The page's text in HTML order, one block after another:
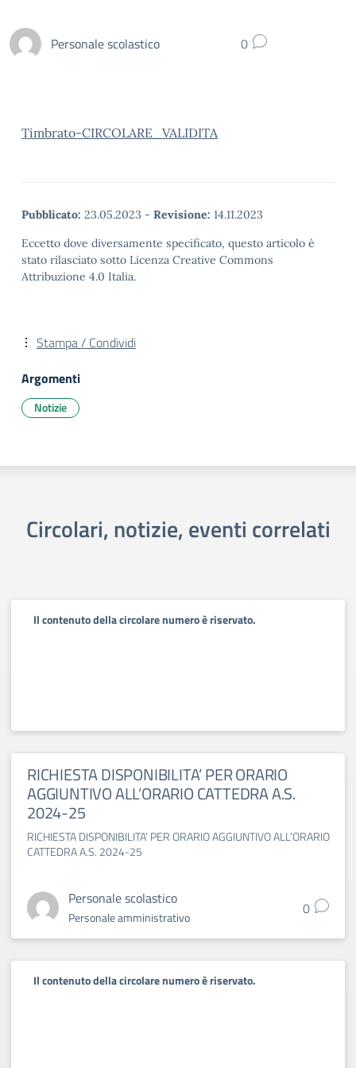
Personale scolastico 0
Timbrato-CIRCOLARE_VALIDITA
Pubblicato: 23.05.2023 - Revisione: 14.11.2023
Eccetto dove diversamente specificato, questo articolo è
stato rilasciato sotto Licenza Creative Commons
Attribuzione 4.0 Italia.
Stampa / Condividi
Argomenti
Notizie
Circolari, notizie, eventi correlati
Il contenuto della circolare numero è riservato.
RICHIESTA DISPONIBILITA’ PER ORARIO
AGGIUNTIVO ALL’ORARIO CATTEDRA A.S.
2024-25
RICHIESTA DISPONIBILITA’ PER ORARIO AGGIUNTIVO ALL’ORARIO
CATTEDRA A.S. 2024-25
Personale scolastico
Personale amministrativo 0
Il contenuto della circolare numero è riservato.